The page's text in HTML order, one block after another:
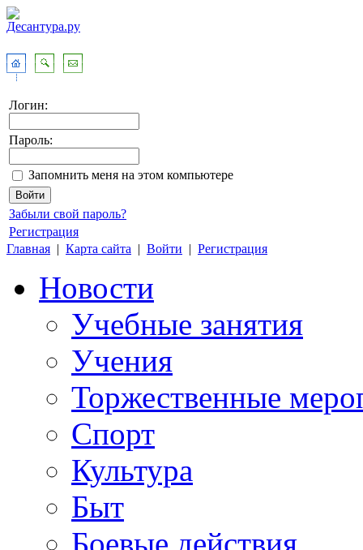
Логин:
Пароль:
Запомнить меня на этом компьютере
Забыли свой пароль?
Регистрация
Главная | Карта сайта | Войти | Регистрация
Новости
Учебные занятия
Учения
Торжественные
Спорт
Культура
Быт